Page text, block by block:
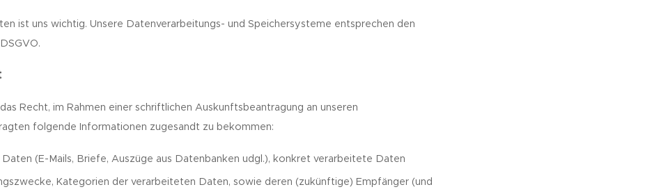
ist uns wichtig. Unsere Datenverarbeitungs- und Speichersysteme entsprechen den
Recht, im Rahmen einer schriftlichen Auskunftsbeantragung an unseren
folgende Informationen zugesandt zu bekommen:
(E-Mails, Briefe, Auszüge aus Datenbanken udgl.), konkret verarbeitete Daten
Kategorien der verarbeiteten Daten, sowie deren (zukünftige) Empfänger (und